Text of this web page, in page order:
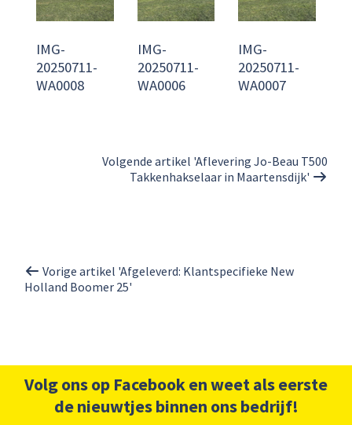
IMG-
20250711-
WA0008
IMG-
20250711-
WA0006
IMG-
20250711-
WA0007
Volgende artikel 'Aflevering Jo-Beau T500
Takkenhakselaar in Maartensdijk'
Vorige artikel 'Afgeleverd: Klantspecifieke New
Holland Boomer 25'
Volg ons op Facebook en weet als eerste
de nieuwtjes binnen ons bedrijf!